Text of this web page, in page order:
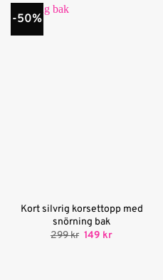
-50%
Kort silvrig korsettopp med
snörning bak
299kr Det
149 krDet